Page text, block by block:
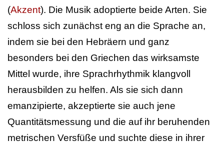
(Akzent). Die Musik adoptierte beide Arten. Sie
schloss sich zunächst eng an die Sprache an,
indem sie bei den Hebräern und ganz
besonders bei den Griechen das wirksamste
Mittel wurde, ihre Sprachrhythmik klangvoll
herausbilden zu helfen. Als sie sich dann
emanzipierte, akzeptierte sie auch jene
Quantitätsmessung und die auf ihr beruhenden
metrischen Versfüße und suchte diese in ihrer